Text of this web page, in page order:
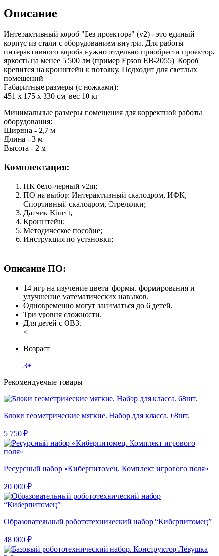
Описание
Интерактивный короб "Без проектора" (v2) - это единый
корпус из стали с оборудованием внутри. Для работы
интерактивного короба нужно отдельно приобрести проектор,
яркость на менее 5 500 лм (пример Epson EB-2055). Короб
крепится на кронштейн к потолку. Подходит для светлых
помещений.
Габаритные размеры (с ножками):
451 х 175 х 330 см, вес 10 кг
Минимальные размеры помещения для корректной работы
оборудования:
Ширина - 2,7 м
Длина - 3 м
Высота - 2 м
Комплектация:
ПК бело-черный v2m;
ПО на выбор: Интерактивный скалодром, ИФК,
Спортивный скалодром, Стрелялки;
Датчик Kinect;
Кронштейн;
Методическое пособие;
Инструкция по установки;
Описание ПО:
14 игр на изучение цвета, формы, формирования и
улучшение математических навыков.
Одновременно могут заниматься до 6 детей.
Три уровня сложности.
Для детей с ОВЗ.
<
Возраст
3+
Рекомендуемые товары
Блоки геометрические мягкие. Набор для класса. 68шт.
5 750 ₽
Ресурсный набор «Киберпитомец. Комплект игрового поля»
20 000 ₽
Образовательный робототехнический набор “Киберпитомец”
48 000 ₽